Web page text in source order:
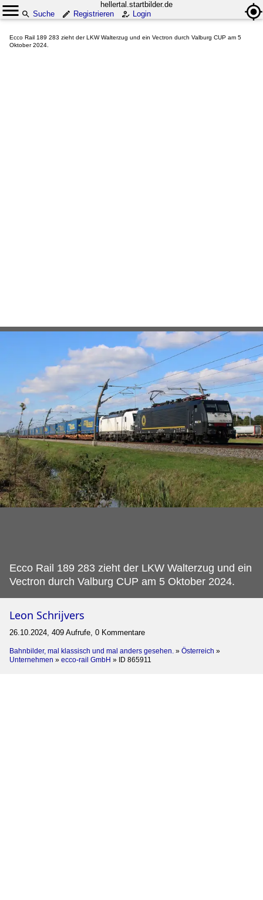
hellertal.startbilder.de
Suche
Registrieren Login
Ecco Rail 189 283 zieht der LKW Walterzug und ein Vectron durch Valburg CUP am 5
Oktober 2024.
Ecco Rail 189 283 zieht der LKW Walterzug und ein
Vectron durch Valburg CUP am 5 Oktober 2024.
Leon Schrijvers
26.10.2024, 409 Aufrufe, 0 Kommentare
Bahnbilder, mal klassisch und mal anders gesehen. » Österreich »
Unternehmen » ecco-rail GmbH » ID 865911